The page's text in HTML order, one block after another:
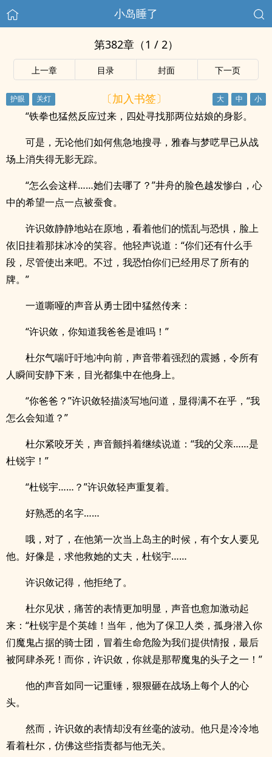
小岛睡了
第382章（1 / 2）
上一章 目录 封面 下一页
〔加入书签〕
“铁拳也猛然反应过来，四处寻找那两位姑娘的身影。
可是，无论他们如何焦急地搜寻，雅春与梦呓早已从战
场上消失得无影无踪。
“怎么会这样……她们去哪了？”井舟的脸色越发惨白，心
中的希望一点一点被蚕食。
许识敛静静地站在原地，看着他们的慌乱与恐惧，脸上
依旧挂着那抹冰冷的笑容。他轻声说道：“你们还有什么手
段，尽管使出来吧。不过，我恐怕你们已经用尽了所有的
牌。”
一道嘶哑的声音从勇士团中猛然传来：
“许识敛，你知道我爸爸是谁吗！”
杜尔气喘吁吁地冲向前，声音带着强烈的震撼，令所有
人瞬间安静下来，目光都集中在他身上。
“你爸爸？”许识敛轻描淡写地问道，显得满不在乎，“我
怎么会知道？”
杜尔紧咬牙关，声音颤抖着继续说道：“我的父亲……是
杜锐宇！”
“杜锐宇……？”许识敛轻声重复着。
好熟悉的名字……
哦，对了，在他第一次当上岛主的时候，有个女人要见
他。好像是，求他救她的丈夫，杜锐宇……
许识敛记得，他拒绝了。
杜尔见状，痛苦的表情更加明显，声音也愈加激动起
来：“杜锐宇是个英雄！当年，他为了保卫人类，孤身潜入你
们魔鬼占据的骑士团，冒着生命危险为我们提供情报，最后
被阿肆杀死！而你，许识敛，你就是那帮魔鬼的头子之一！”
他的声音如同一记重锤，狠狠砸在战场上每个人的心
头。
然而，许识敛的表情却没有丝毫的波动。他只是冷冷地
看着杜尔，仿佛这些指责都与他无关。